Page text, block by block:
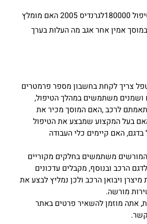
אני צריך לבצע טיפול 180000לגרנדיס 2005 האם מומלץ
אמין אחר אגב מה העלות בערך
צריך לקחת בחשבון מספר פרמטרים
ושמנים משתמשים במהלך הטיפול,
לרכב ,האם המוסך מכיר את
בעל המקצוע שמבצע את הטיפול
בדגם, האם קיימים כלי העבודה
משתמשים בחלקים מקוריים
הרכב ובנוסף, מקבלים עדכונים
ויבואן הרכב ולכן נמליץ לבצע את
מורשה.
אתה מוזמן להשאיר פרטים באתר
קשר.